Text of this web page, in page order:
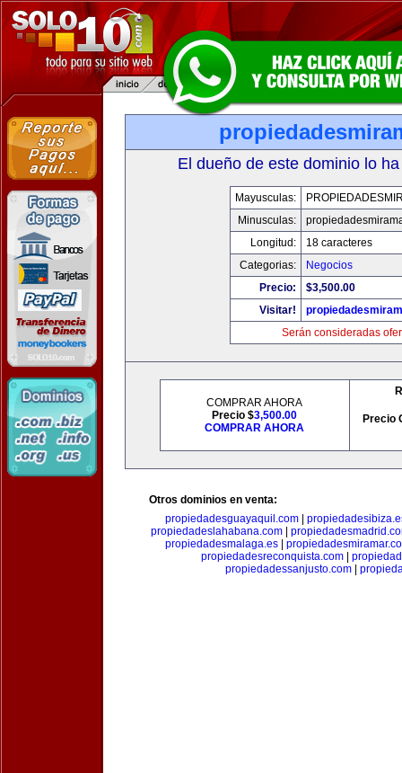
El dueño de este dominio lo
Mayusculas:
Minusculas:
Longitud:
18 caracteres
Categorias:
Negocios
Precio:
$3,500.00
Visitar!
Serán consideradas
COMPRAR AHORA
Precio $3,500.00
COMPRAR AHORA
Precio
Otros dominios en venta:
propiedadesguayaquil.com
propiedadeslahabana.com|
propiedadesmalaga.es|
propiedadesreconquista.com
propiedadessanjusto.com